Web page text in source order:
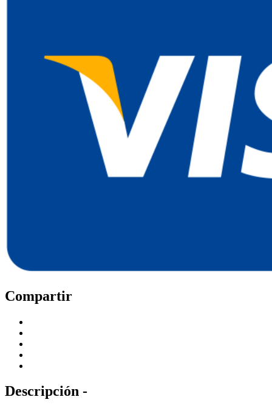
Compartir
Descripción -